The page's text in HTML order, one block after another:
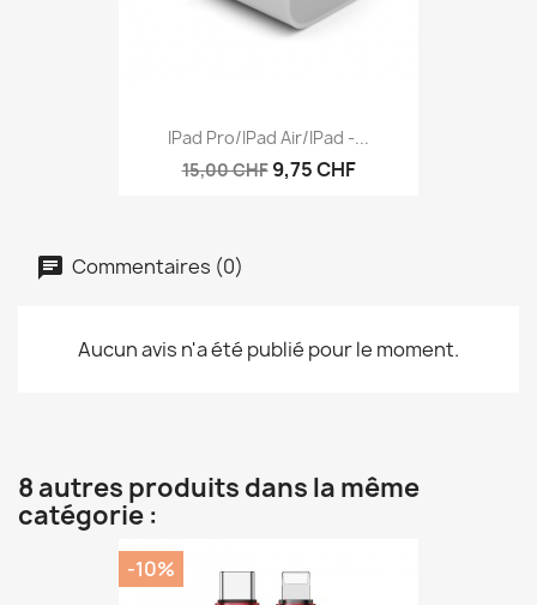
IPad Pro/iPad Air/iPad -...
15,00 CHF 9,75 CHF
Commentaires (0)
Aucun avis n'a été publié pour le moment.
8 autres produits dans la même
catégorie :
-10%